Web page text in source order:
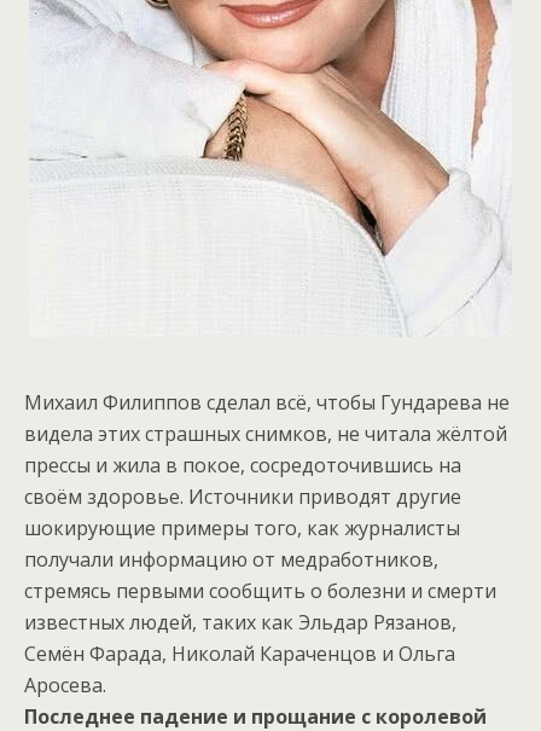
Михаил Филиппов сделал всё, чтобы Гундарева не
видела этих страшных снимков, не читала жёлтой
прессы и жила в покое, сосредоточившись на
своём здоровье. Источники приводят другие
шокирующие примеры того, как журналисты
получали информацию от медработников,
стремясь первыми сообщить о болезни и смерти
известных людей, таких как Эльдар Рязанов,
Семён Фарада, Николай Караченцов и Ольга
Аросева.
Последнее падение и прощание с королевой